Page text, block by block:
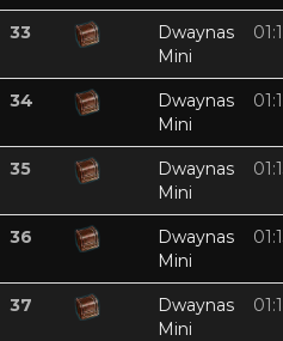
33
Dwaynas
Mini
34
Dwaynas
Mini
35
Dwaynas
Mini
36
Dwaynas
Mini
37
Dwaynas
Mini